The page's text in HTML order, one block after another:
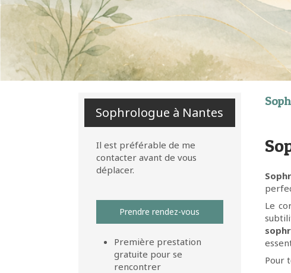
Le
Pour
Sophrologue à Nantes
Il est préférable de me
contacter avant de vous
déplacer.
Prendre rendez-vous
Première prestation
gratuite pour se
rencontrer